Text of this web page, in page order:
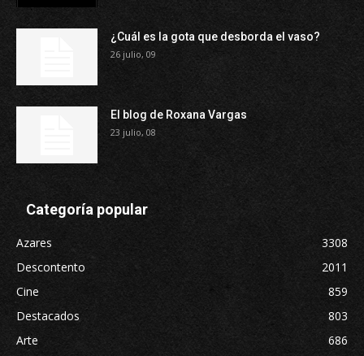
¿Cuál es la gota que desborda el vaso?
26 julio, 09
El blog de Roxana Vargas
23 julio, 08
Categoría popular
Azares
3308
Descontento
2011
Cine
859
Destacados
803
Arte
686